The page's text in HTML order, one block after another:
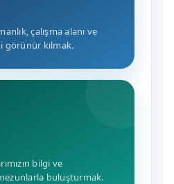
çalışma alanı ve
görünür kılmak.
bilgi ve
buluşturmak.